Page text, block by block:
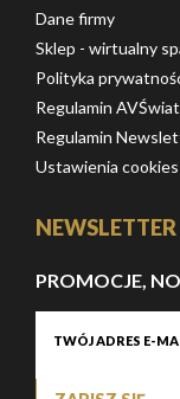
Dane firmy
Sklep - wirtualny
Polityka
Regulamin AVŚwiat
Regulamin
Ustawienia cookies
NEWSLETTER
PROMOCJE,